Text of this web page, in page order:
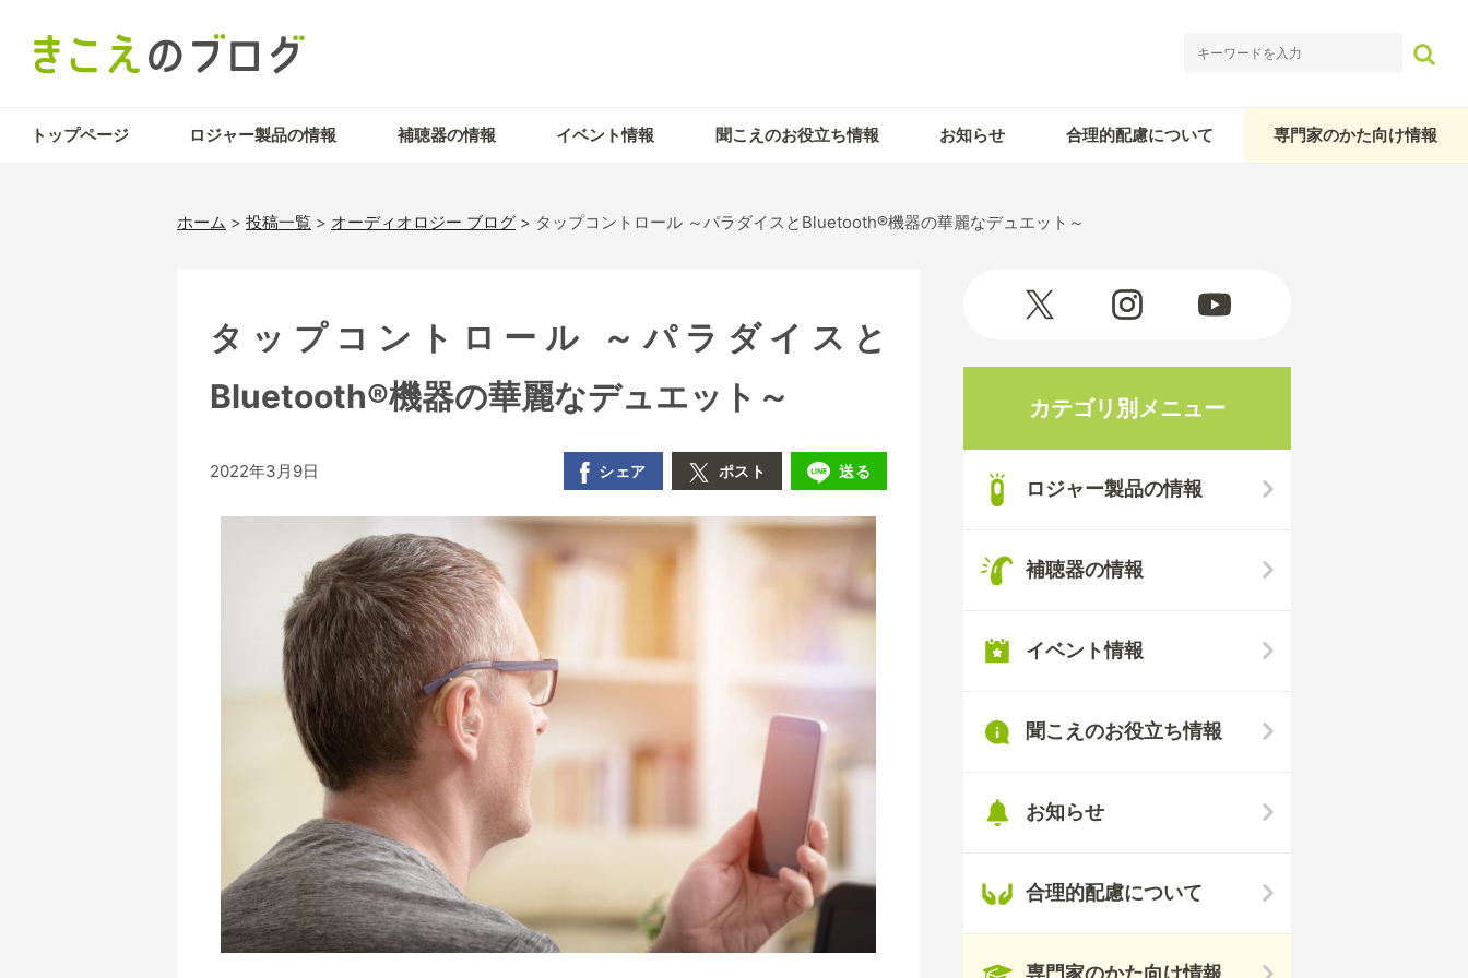
トップページ ロジャー製品の情報 補聴器の情報 イベント情報 聞こえのお役立ち情報 お知らせ 合理的配慮について 専門家のかた向け情報
ホーム > 投稿一覧 > オーディオロジー ブログ > タップコントロール ～パラダイスとBluetooth®機器の華麗なデュエット～
タップコントロール ～パラダイスと
Bluetooth®機器の華麗なデュエット～
2022年3月9日 シェア ポスト 送る
カテゴリ別メニュー
ロジャー製品の情報
補聴器の情報
イベント情報
聞こえのお役立ち情報
お知らせ
合理的配慮について
専門家のかた向け情報